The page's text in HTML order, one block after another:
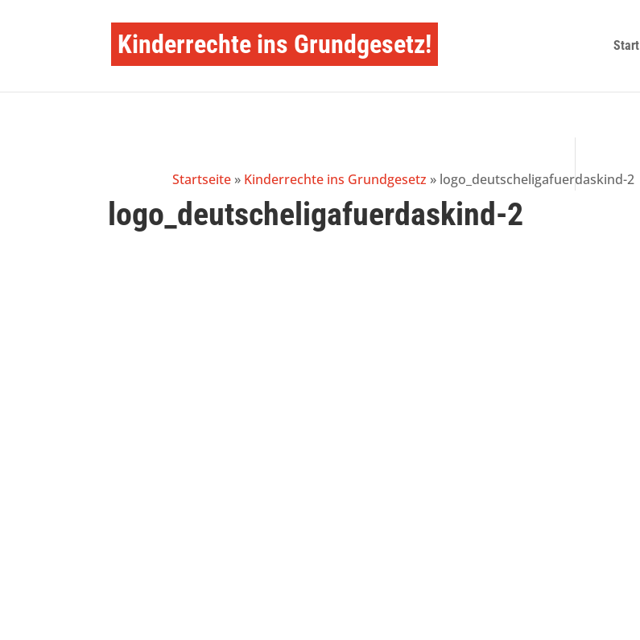
Kinderrechte ins Grundgesetz! Start
Startseite» Kinderrechte ins Grundgesetz » logo_deutscheligafuerdaskind-2
logo_deutscheligafuerdaskind-2